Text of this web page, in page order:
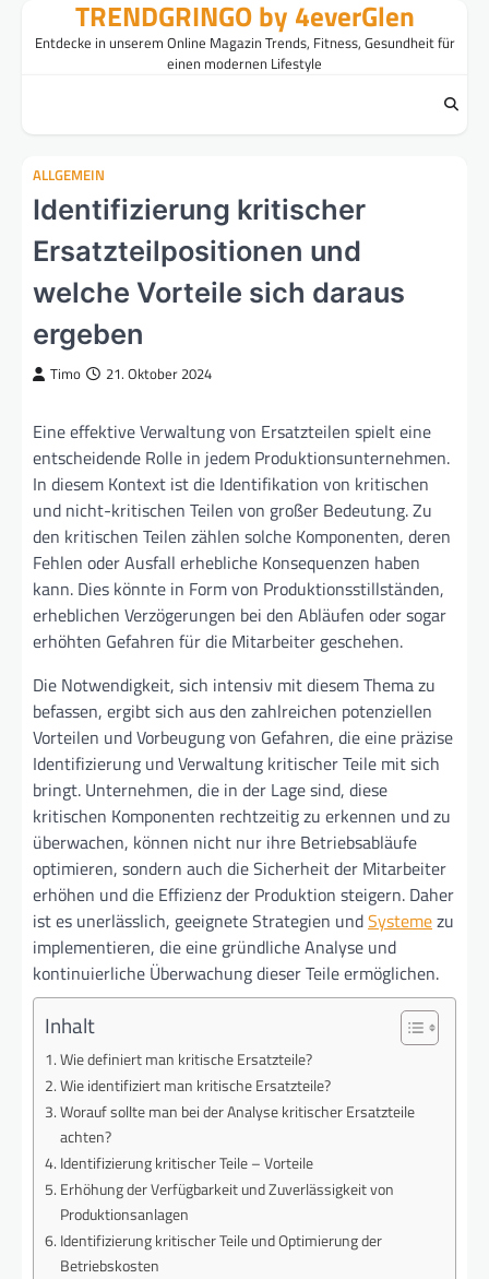
TRENDGRINGO by 4everGlen
Entdecke in unserem Online Magazin Trends, Fitness, Gesundheit für
einen modernen Lifestyle
ALLGEMEIN
Identifizierung kritischer
Ersatzteilpositionen und
welche Vorteile sich daraus
ergeben
Timo 21. Oktober 2024
Eine effektive Verwaltung von Ersatzteilen spielt eine
entscheidende Rolle in jedem Produktionsunternehmen.
In diesem Kontext ist die Identifikation von kritischen
und nicht-kritischen Teilen von großer Bedeutung. Zu
den kritischen Teilen zählen solche Komponenten, deren
Fehlen oder Ausfall erhebliche Konsequenzen haben
kann. Dies könnte in Form von Produktionsstillständen,
erheblichen Verzögerungen bei den Abläufen oder sogar
erhöhten Gefahren für die Mitarbeiter geschehen.
Die Notwendigkeit, sich intensiv mit diesem Thema zu
befassen, ergibt sich aus den zahlreichen potenziellen
Vorteilen und Vorbeugung von Gefahren, die eine präzise
Identifizierung und Verwaltung kritischer Teile mit sich
bringt. Unternehmen, die in der Lage sind, diese
kritischen Komponenten rechtzeitig zu erkennen und zu
überwachen, können nicht nur ihre Betriebsabläufe
optimieren, sondern auch die Sicherheit der Mitarbeiter
erhöhen und die Effizienz der Produktion steigern. Daher
ist es unerlässlich, geeignete Strategien undSystemezu
implementieren, die eine gründliche Analyse und
kontinuierliche Überwachung dieser Teile ermöglichen.
Inhalt
Wie definiert man kritische Ersatzteile?
Wie identifiziert man kritische Ersatzteile?
Worauf sollte man bei der Analyse kritischer Ersatzteile
achten?
Identifizierung kritischer Teile – Vorteile
Erhöhung der Verfügbarkeit und Zuverlässigkeit von
Produktionsanlagen
Identifizierung kritischer Teile und Optimierung der
Betriebskosten